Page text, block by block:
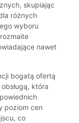
skupiając
różnych
wyboru
nawet
bogatą ofertą
która
poziom cen
co